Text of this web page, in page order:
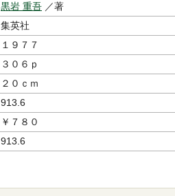
黒岩 重吾 ／著
集英社
１９７７
３０６ｐ
２０ｃｍ
913.6
￥７８０
913.6